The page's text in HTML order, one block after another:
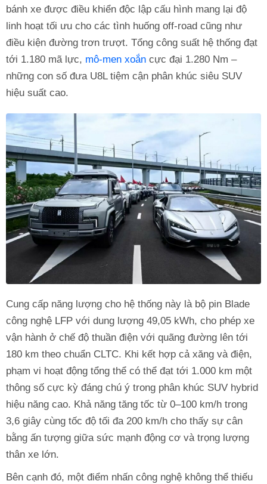
bánh xe được điều khiển độc lập cấu hình mang lại độ
linh hoạt tối ưu cho các tình huống off-road cũng như
điều kiện đường trơn trượt. Tổng công suất hệ thống đạt
tới 1.180 mã lực, mô-men xoắn cực đại 1.280 Nm –
những con số đưa U8L tiệm cận phân khúc siêu SUV
hiệu suất cao.
Cung cấp năng lượng cho hệ thống này là bộ pin Blade
công nghệ LFP với dung lượng 49,05 kWh, cho phép xe
vận hành ở chế độ thuần điện với quãng đường lên tới
180 km theo chuẩn CLTC. Khi kết hợp cả xăng và điện,
phạm vi hoạt động tổng thể có thể đạt tới 1.000 km một
thông số cực kỳ đáng chú ý trong phân khúc SUV hybrid
hiệu năng cao. Khả năng tăng tốc từ 0–100 km/h trong
3,6 giây cùng tốc độ tối đa 200 km/h cho thấy sự cân
bằng ấn tượng giữa sức mạnh động cơ và trọng lượng
thân xe lớn.
Bên cạnh đó, một điểm nhấn công nghệ không thể thiếu